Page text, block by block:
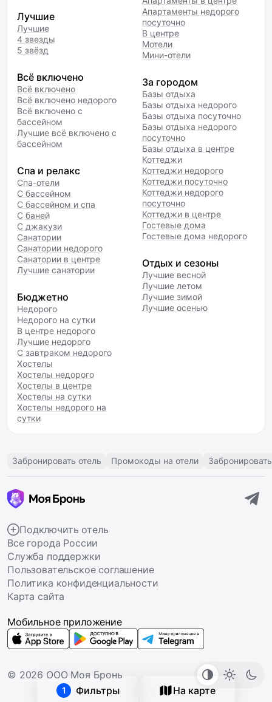
1 Фильтры На карте
Лучшие
Лучшие
4 звезды
5 звёзд
Всё включено
Всё включено
Всё включено недорого
Всё включено с
бассейном
Лучшие всё включено с
бассейном
Спа и релакс
Спа-отели
С бассейном
С бассейном и спа
С баней
С джакузи
Санатории
Санатории недорого
Санатории в центре
Лучшие санатории
Бюджетно
Недорого
Недорого на сутки
В центре недорого
Лучшие недорого
С завтраком недорого
Хостелы
Хостелы недорого
Хостелы в центре
Хостелы на сутки
Хостелы недорого на
сутки
Апартаменты недорого
посуточно
В центре
Мотели
Мини-отели
За городом
Базы отдыха
Базы отдыха недорого
Базы отдыха посуточно
Базы отдыха недорого
посуточно
Базы отдыха в центре
Коттеджи
Коттеджи недорого
Коттеджи посуточно
Коттеджи недорого
посуточно
Коттеджи в центре
Гостевые дома
Гостевые дома недорого
Отдых и сезоны
Лучшие весной
Лучшие летом
Лучшие зимой
Лучшие осенью
Забронировать отель Промокоды на отели
Подключить отель
Все города России
Служба поддержки
Пользовательское соглашение
Политика конфиденциальности
Карта сайта
© 2026 ООО Моя Бронь
Мобильное приложение